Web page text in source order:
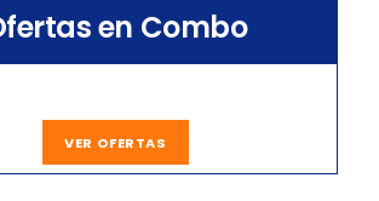
en Combo
VER OFERTAS